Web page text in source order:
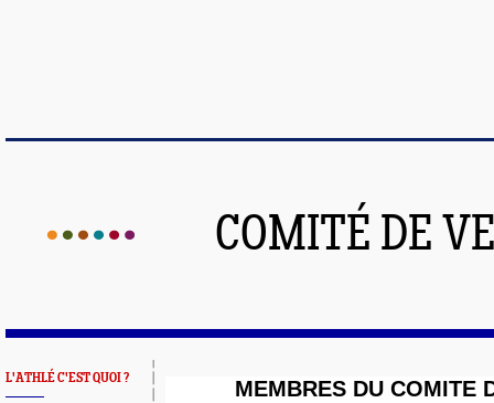
COMITÉ DE
L'ATHLÉ C'EST QUOI ? MEMBRES DU COMITE